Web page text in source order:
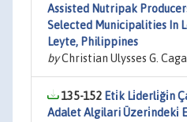
Assisted Nutripak
Selected Municipalities In
Leyte, Philippines
byChristian Ulysses G.
135-152 Eti̇k Li̇derli̇ği̇n
Adalet Algilari Üzeri̇ndeki̇